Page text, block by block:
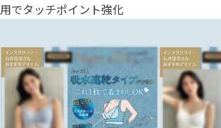
用でタッチポイント強化